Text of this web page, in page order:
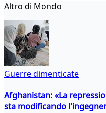
Altro di Mondo
Guerre dimenticate
Afghanistan: «La
sta modificando